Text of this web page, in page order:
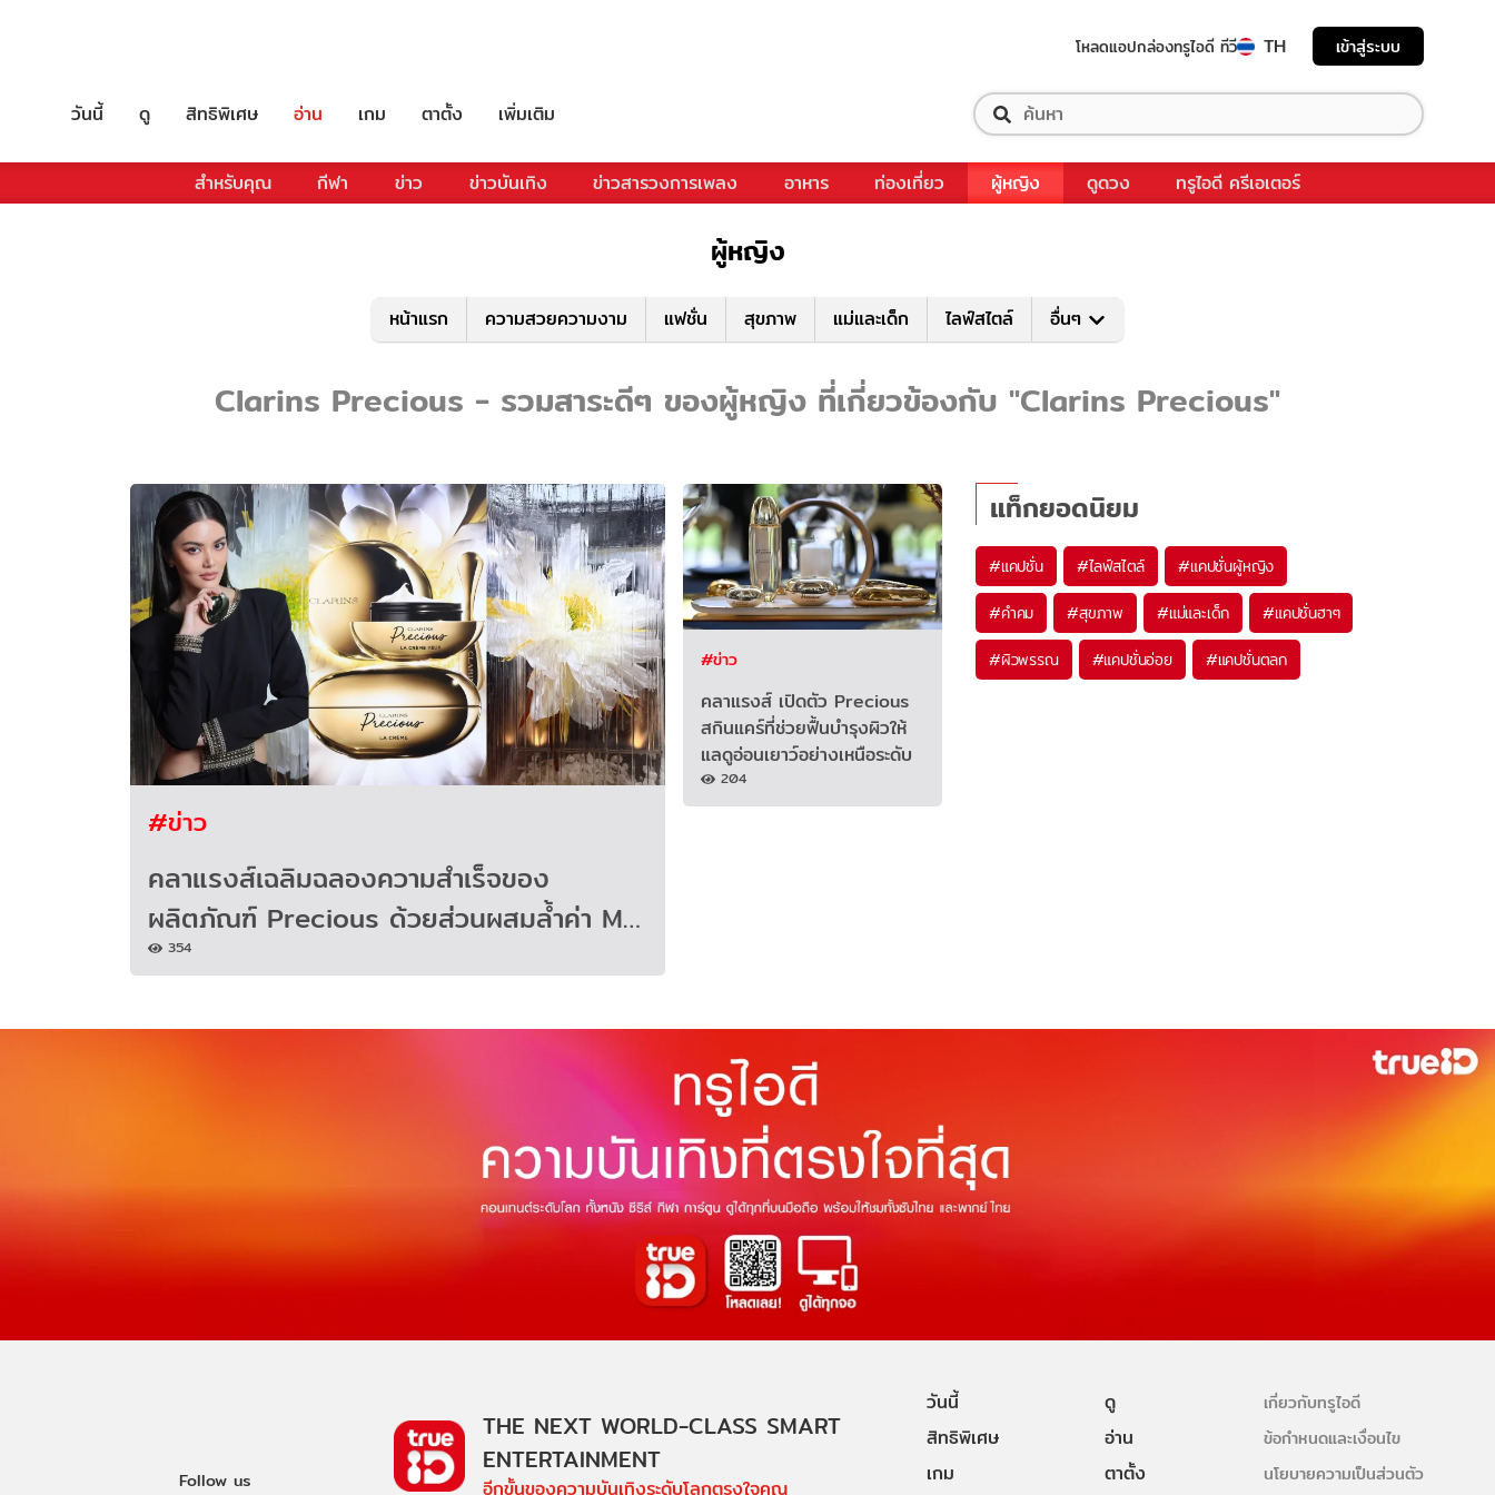
โหลดแอปกล่องทรูไอดี ทีวี TH เข้าสู่ระบบ
วันนี้ ดู สิทธิพิเศษ อ่าน เกม ตาตั้ง เพิ่มเติม
สำหรับคุณ กีฬา ข่าว ข่าวบันเทิง ข่าวสารวงการเพลง อาหาร ท่องเที่ยว ผู้หญิง ดูดวง ทรูไอดี ครีเอเตอร์
ผู้หญิง
หน้าแรก ความสวยความงาม แฟชั่น สุขภาพ แม่และเด็ก ไลฟ์สไตล์ อื่นๆ
Clarins Precious - รวมสาระดีๆ ของผู้หญิง ที่เกี่ยวข้องกับ "Clarins Precious"
#ข่าว
คลาแรงส์เฉลิมฉลองความสำเร็จของ
ผลิตภัณฑ์ Precious ด้วยส่วนผสมล้ำค่า M…
354
#ข่าว
คลาแรงส์ เปิดตัว Precious
สกินแคร์ที่ช่วยฟื้นบำรุงผิวให้
แลดูอ่อนเยาว์อย่างเหนือระดับ
204
แท็กยอดนิยม
#แคปชั่น #ไลฟ์สไตล์ #แคปชั่นผู้หญิง
#คำคม #สุขภาพ #แม่และเด็ก #แคปชั่นฮาๆ
#ผิวพรรณ #แคปชั่นอ่อย #แคปชั่นตลก
Follow us
THE NEXT WORLD-CLASS SMART
ENTERTAINMENT
อีกขั้นของความบันเทิงระดับโลกตรงใจคุณ
วันนี้
ดู
สิทธิพิเศษ
อ่าน
เกม
ตาตั้ง
เกี่ยวกับทรูไอดี
ข้อกำหนดและเงื่อนไข
นโยบายความเป็นส่วนตัว